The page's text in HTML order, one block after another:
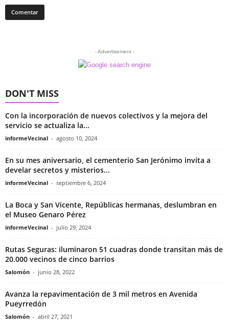
- Advertisement -
DON'T MISS
Con la incorporación de nuevos colectivos y la mejora del
servicio se actualiza la...
informeVecinal - agosto 10, 2024
En su mes aniversario, el cementerio San Jerónimo invita a
develar secretos y misterios...
informeVecinal - septiembre 6, 2024
La Boca y San Vicente, Repúblicas hermanas, deslumbran en
el Museo Genaro Pérez
informeVecinal - julio 29, 2024
Rutas Seguras: iluminaron 51 cuadras donde transitan más de
20.000 vecinos de cinco barrios
Salomón - junio 28, 2022
Avanza la repavimentación de 3 mil metros en Avenida
Pueyrredón
Salomón - abril 27, 2021